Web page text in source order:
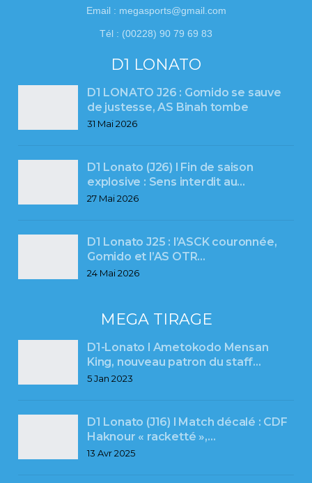
Email : megasports@gmail.com
Tél : (00228) 90 79 69 83
D1 LONATO
D1 LONATO J26 : Gomido se sauve
de justesse, AS Binah tombe
31 Mai 2026
D1 Lonato (J26) l Fin de saison
explosive : Sens interdit au…
27 Mai 2026
D1 Lonato J25 : l’ASCK couronnée,
Gomido et l’AS OTR…
24 Mai 2026
MEGA TIRAGE
D1-Lonato l Ametokodo Mensan
King, nouveau patron du staff…
5 Jan 2023
D1 Lonato (J16) l Match décalé : CDF
Haknour « racketté »,…
13 Avr 2025